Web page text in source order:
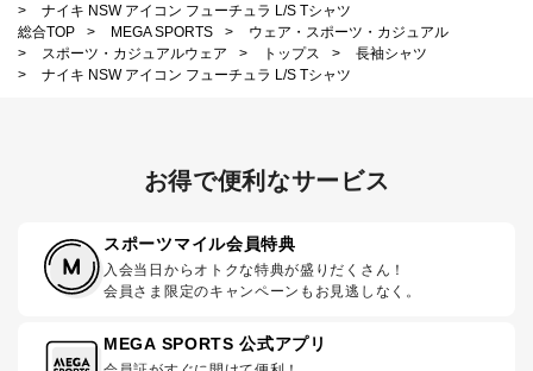
>
ナイキ NSW アイコン フューチュラ L/S Tシャツ
総合TOP
> MEGA SPORTS >
ウェア・スポーツ・カジュアル
>
スポーツ・カジュアルウェア > トップス >
長袖シャツ
>
ナイキ NSW アイコン フューチュラ L/S Tシャツ
お得で便利なサービス
スポーツマイル会員特典
入会当日からオトクな特典が盛りだくさん！
会員さま限定のキャンペーンもお見逃しなく。
MEGA SPORTS 公式アプリ